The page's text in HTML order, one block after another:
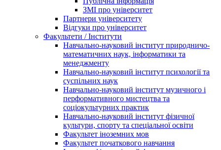
ЗМІ про університет
Партнери університету
Відгуки про університет
Факультети / Інститути
Навчально-науковий інститут природничо-
математичних наук, інформатики та
менеджменту
Навчально-науковий інститут психології та
суспільних наук
Навчально-науковий інститут музичного і
перформативного мистецтва та
соціокультурних практик
Навчально-науковий інститут фізичної
культури, спорту та спеціальної освіти
Факультет іноземних мов
Факультет початкового навчання